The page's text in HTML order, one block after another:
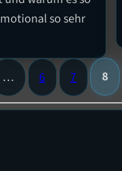
so sehr
… 6 7 8